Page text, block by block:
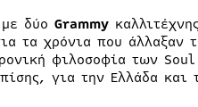
δύο Grammy
τα χρόνια που
φιλοσοφία των
για την Ελλάδα